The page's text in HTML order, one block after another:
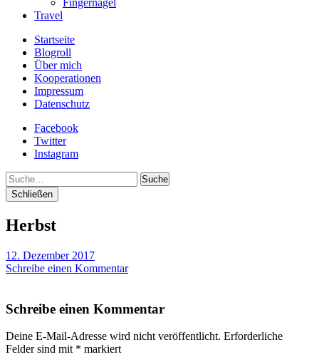
Fingernägel
Travel
Startseite
Blogroll
Über mich
Kooperationen
Impressum
Datenschutz
Facebook
Twitter
Instagram
Suche
Schließen
Herbst
12. Dezember 2017
Schreibe einen Kommentar
Schreibe einen Kommentar
Deine E-Mail-Adresse wird nicht veröffentlicht. Erforderliche
Felder sind mit * markiert